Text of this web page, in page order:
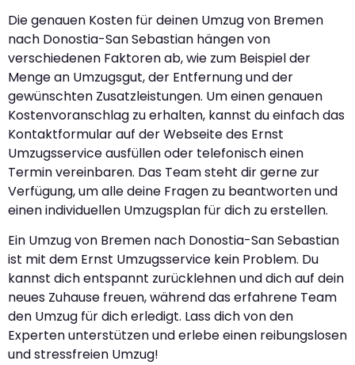
Die genauen Kosten für deinen Umzug von Bremen
nach Donostia-San Sebastian hängen von
verschiedenen Faktoren ab, wie zum Beispiel der
Menge an Umzugsgut, der Entfernung und der
gewünschten Zusatzleistungen. Um einen genauen
Kostenvoranschlag zu erhalten, kannst du einfach das
Kontaktformular auf der Webseite des Ernst
Umzugsservice ausfüllen oder telefonisch einen
Termin vereinbaren. Das Team steht dir gerne zur
Verfügung, um alle deine Fragen zu beantworten und
einen individuellen Umzugsplan für dich zu erstellen.
Ein Umzug von Bremen nach Donostia-San Sebastian
ist mit dem Ernst Umzugsservice kein Problem. Du
kannst dich entspannt zurücklehnen und dich auf dein
neues Zuhause freuen, während das erfahrene Team
den Umzug für dich erledigt. Lass dich von den
Experten unterstützen und erlebe einen reibungslosen
und stressfreien Umzug!